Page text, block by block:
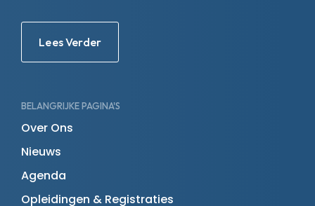
Lees Verder
BELANGRIJKE PAGINA'S
Over Ons
Nieuws
Agenda
Opleidingen & Registraties